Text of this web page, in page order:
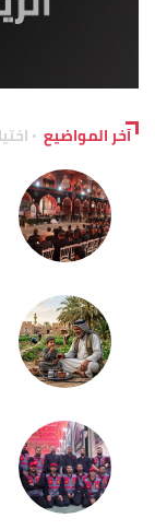
آخر المواضيع